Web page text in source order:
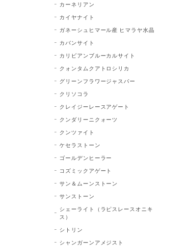
カーネリアン
カイヤナイト
ガネーシュヒマール産 ヒマラヤ水晶
カバンサイト
カリビアンブルーカルサイト
クォンタムクアトロシリカ
グリーンフラワージャスパー
クリソコラ
クレイジーレースアゲート
クンダリーニクォーツ
クンツァイト
ケセラストーン
ゴールデンヒーラー
コズミックアゲート
サン＆ムーンストーン
サンストーン
シェーライト（ラピスレースオニキ
ス）
シトリン
シャンガーンアメジスト